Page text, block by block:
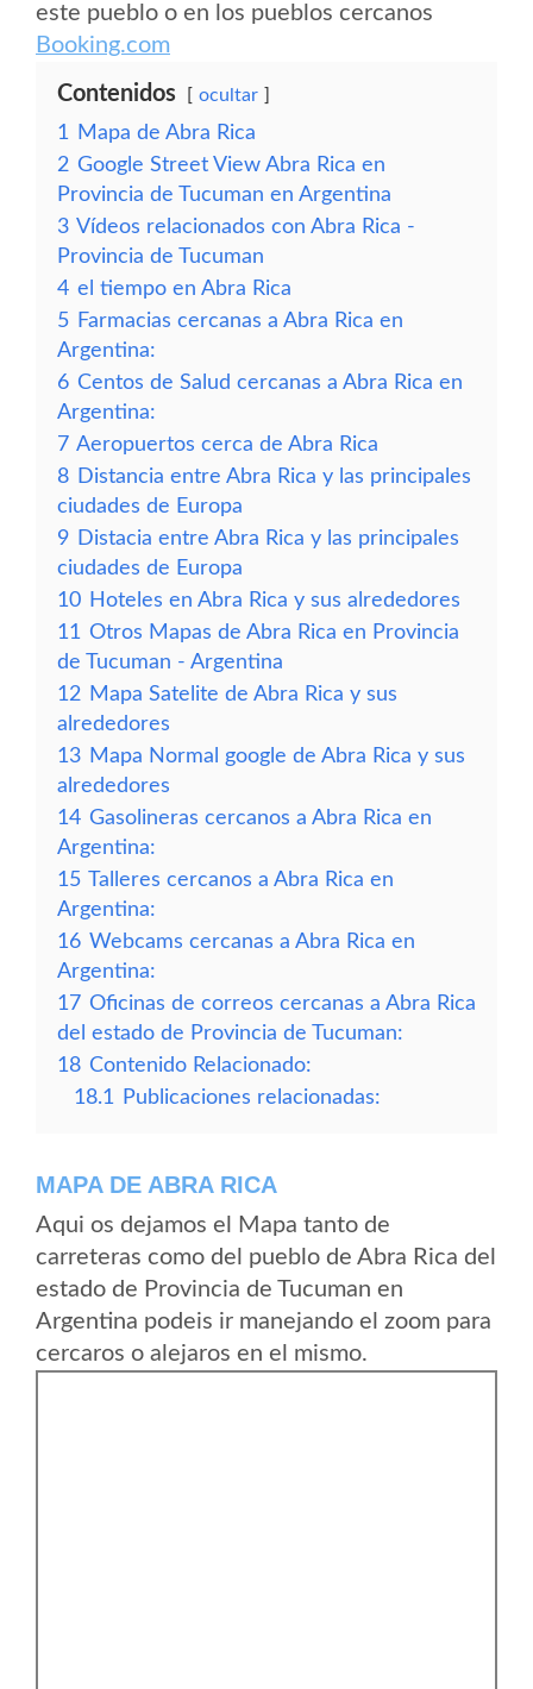
este pueblo o en los pueblos cercanos
Booking.com
Contenidos ocultar
1
Mapa de Abra Rica
2 Google Street View Abra Rica en
Provincia de Tucuman en Argentina
3 Vídeos relacionados con Abra Rica -
Provincia de Tucuman
4 el tiempo en Abra Rica
5 Farmacias cercanas a Abra Rica en
Argentina:
6 Centos de Salud cercanas a Abra Rica en
Argentina:
7 Aeropuertos cerca de Abra Rica
8 Distancia entre Abra Rica y las principales
ciudades de Europa
9 Distacia entre Abra Rica y las principales
ciudades de Europa
10 Hoteles en Abra Rica y sus alrededores
11 Otros Mapas de Abra Rica en Provincia
de Tucuman - Argentina
12 Mapa Satelite de Abra Rica y sus
alrededores
13 Mapa Normal google de Abra Rica y sus
alrededores
14 Gasolineras cercanos a Abra Rica en
Argentina:
15 Talleres cercanos a Abra Rica en
Argentina:
16 Webcams cercanas a Abra Rica en
Argentina:
17 Oficinas de correos cercanas a Abra Rica
del estado de Provincia de Tucuman:
18 Contenido Relacionado:
18.1
Publicaciones relacionadas:
MAPA DE ABRA RICA
Aqui os dejamos el Mapa tanto de
carreteras como del pueblo de Abra Rica del
estado de Provincia de Tucuman en
Argentina podeis ir manejando el zoom para
cercaros o alejaros en el mismo.